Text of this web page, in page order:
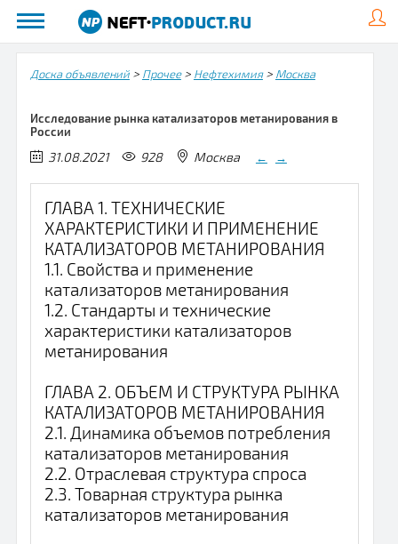
Доска объявлений> Прочее> Нефтехимия> Москва
Исследование рынка катализаторов метанирования в
России
31.08.2021 928 Москва ← →
ГЛАВА 1. ТЕХНИЧЕСКИЕ
ХАРАКТЕРИСТИКИ И ПРИМЕНЕНИЕ
КАТАЛИЗАТОРОВ МЕТАНИРОВАНИЯ
1.1. Свойства и применение
катализаторов метанирования
1.2. Стандарты и технические
характеристики катализаторов
метанирования
ГЛАВА 2. ОБЪЕМ И СТРУКТУРА РЫНКА
КАТАЛИЗАТОРОВ МЕТАНИРОВАНИЯ
2.1. Динамика объемов потребления
катализаторов метанирования
2.2. Отраслевая структура спроса
2.3. Товарная структура рынка
катализаторов метанирования